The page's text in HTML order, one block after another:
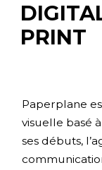
PRINT
Paperplane
visuelle basé
ses débuts,